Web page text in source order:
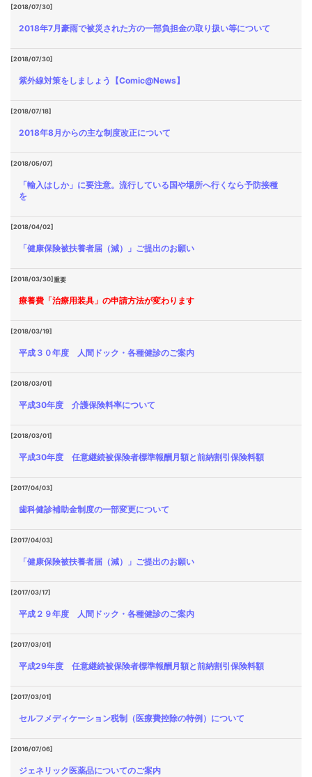
[2018/07/30]
2018年7月豪雨で被災された方の一部負担金の取り扱い等について
[2018/07/30]
紫外線対策をしましょう【Comic@News】
[2018/07/18]
2018年8月からの主な制度改正について
[2018/05/07]
「輸入はしか」に要注意。流行している国や場所へ行くなら予防接種
を
[2018/04/02]
「健康保険被扶養者届（減）」ご提出のお願い
[2018/03/30]重要
療養費「治療用装具」の申請方法が変わります
[2018/03/19]
平成３０年度 人間ドック・各種健診のご案内
[2018/03/01]
平成30年度 介護保険料率について
[2018/03/01]
平成30年度 任意継続被保険者標準報酬月額と前納割引保険料額
[2017/04/03]
歯科健診補助金制度の一部変更について
[2017/04/03]
「健康保険被扶養者届（減）」ご提出のお願い
[2017/03/17]
平成２９年度 人間ドック・各種健診のご案内
[2017/03/01]
平成29年度 任意継続被保険者標準報酬月額と前納割引保険料額
[2017/03/01]
セルフメディケーション税制（医療費控除の特例）について
[2016/07/06]
ジェネリック医薬品についてのご案内